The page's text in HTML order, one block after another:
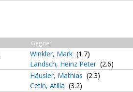
Gegner
Winkler, Mark (1.7)
Landsch, Heinz Peter (2.6)
Häusler, Mathias (2.3)
Cetin, Atilla (3.2)